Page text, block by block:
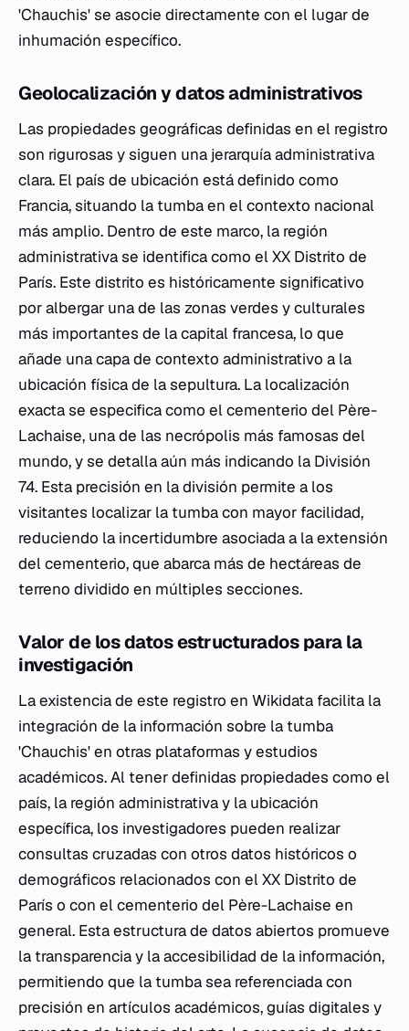
'Chauchis' se asocie directamente con el lugar de
inhumación específico.
Geolocalización y datos administrativos
Las propiedades geográficas definidas en el registro
son rigurosas y siguen una jerarquía administrativa
clara. El país de ubicación está definido como
Francia, situando la tumba en el contexto nacional
más amplio. Dentro de este marco, la región
administrativa se identifica como el XX Distrito de
París. Este distrito es históricamente significativo
por albergar una de las zonas verdes y culturales
más importantes de la capital francesa, lo que
añade una capa de contexto administrativo a la
ubicación física de la sepultura. La localización
exacta se especifica como el cementerio del Père-
Lachaise, una de las necrópolis más famosas del
mundo, y se detalla aún más indicando la División
74. Esta precisión en la división permite a los
visitantes localizar la tumba con mayor facilidad,
reduciendo la incertidumbre asociada a la extensión
del cementerio, que abarca más de hectáreas de
terreno dividido en múltiples secciones.
Valor de los datos estructurados para la
investigación
La existencia de este registro en Wikidata facilita la
integración de la información sobre la tumba
'Chauchis' en otras plataformas y estudios
académicos. Al tener definidas propiedades como el
país, la región administrativa y la ubicación
específica, los investigadores pueden realizar
consultas cruzadas con otros datos históricos o
demográficos relacionados con el XX Distrito de
París o con el cementerio del Père-Lachaise en
general. Esta estructura de datos abiertos promueve
la transparencia y la accesibilidad de la información,
permitiendo que la tumba sea referenciada con
precisión en artículos académicos, guías digitales y